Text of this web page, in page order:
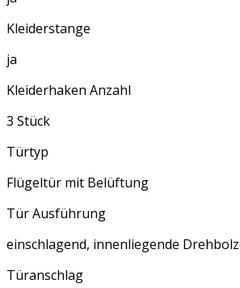
Kleiderstange
ja
Kleiderhaken Anzahl
3 Stück
Türtyp
Flügeltür mit Belüftung
Tür Ausführung
einschlagend, innenliegende
Türanschlag